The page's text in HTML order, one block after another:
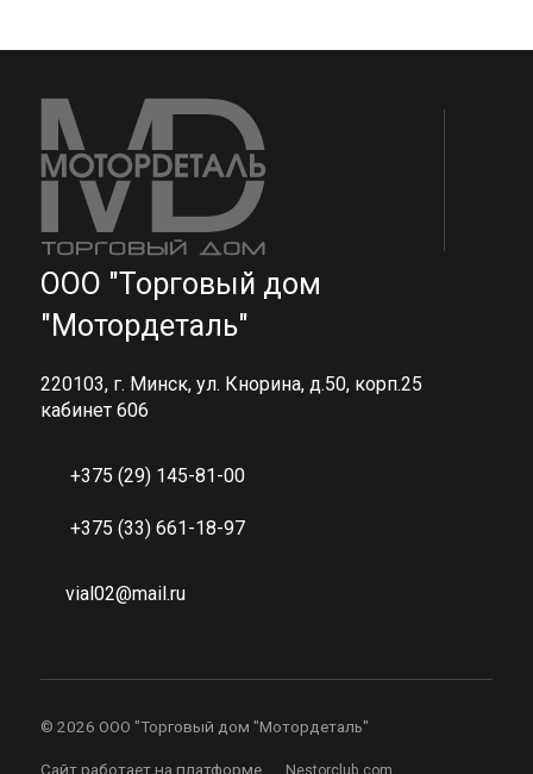
ООО "Торговый дом
"Мотордеталь"
220103, г. Минск, ул. Кнорина, д.50, корп.25
кабинет 606
+375 (29) 145-81-00
+375 (33) 661-18-97
vial02@mail.ru
© 2026 ООО "Торговый дом "Мотордеталь"
Сайт работает на платформе